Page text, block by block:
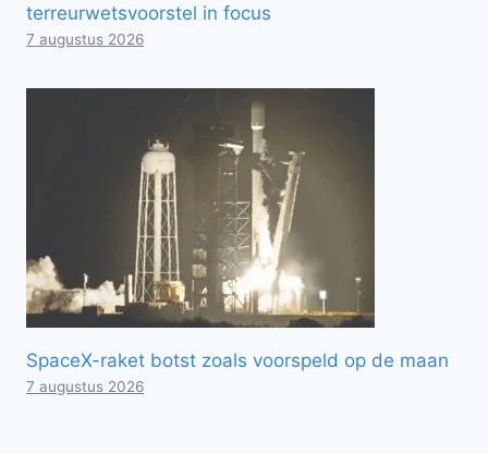
terreurwetsvoorstel in focus
7 augustus 2026
SpaceX-raket botst zoals voorspeld op de maan
7 augustus 2026